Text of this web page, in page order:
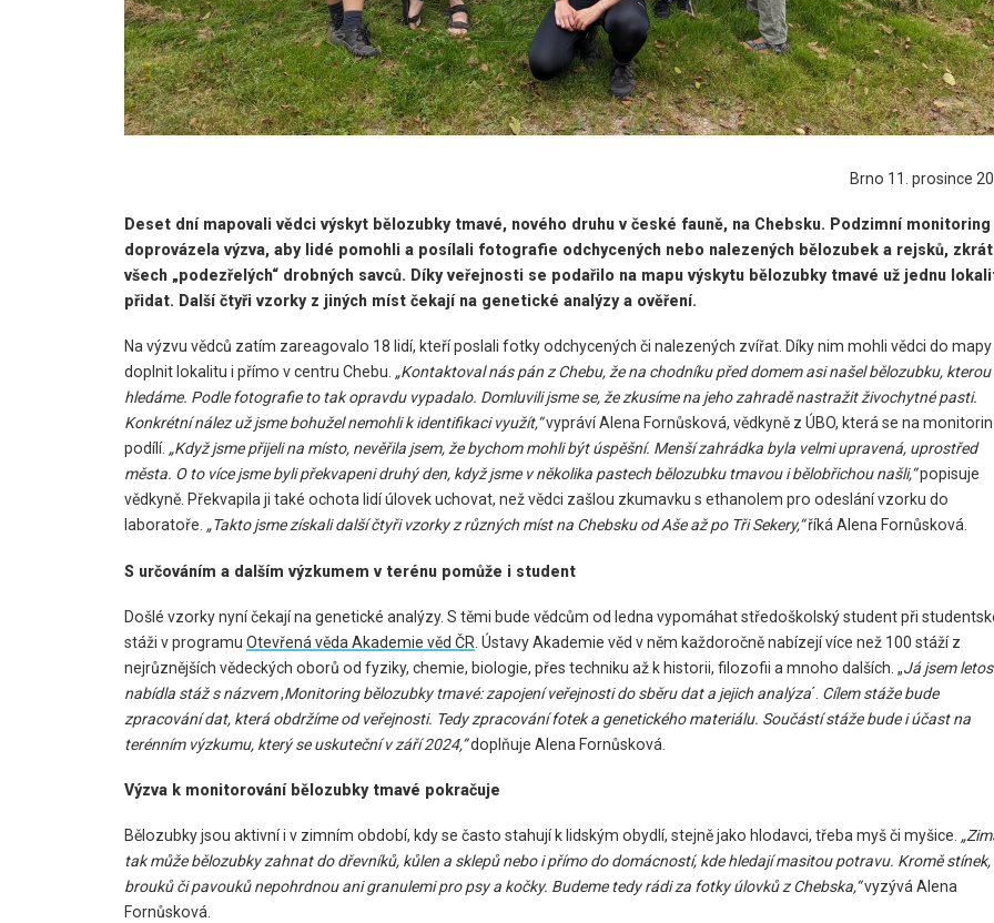
Brno 11. prosince
Deset dní mapovali vědci výskyt bělozubky tmavé, nového druhu v české fauně, na Chebsku. Podzimní monitoring
doprovázela výzva, aby lidé pomohli a posílali fotografie odchycených nebo nalezených bělozubek a rejsků,
všech „podezřelých“ drobných savců. Díky veřejnosti se podařilo na mapu výskytu bělozubky tmavé už jednu
přidat. Další čtyři vzorky z jiných míst čekají na genetické analýzy a ověření.
Na výzvu vědců zatím zareagovalo 18 lidí, kteří poslali fotky odchycených či nalezených zvířat. Díky nim mohli vědci do mapy
doplnit lokalitu i přímo v centru Chebu. „Kontaktoval nás pán z Chebu, že na chodníku před domem asi našel bělozubku, kterou
hledáme. Podle fotografie to tak opravdu vypadalo. Domluvili jsme se, že zkusíme na jeho zahradě nastražit živochytné pasti.
Konkrétní nález už jsme bohužel nemohli k identifikaci využít,“vypráví Alena Fornůsková, vědkyně z ÚBO, která se na
podílí. „Když jsme přijeli na místo, nevěřila jsem, že bychom mohli být úspěšní. Menší zahrádka byla velmi upravená, uprostřed
města. O to více jsme byli překvapeni druhý den, když jsme v několika pastech bělozubku tmavou i bělobřichou našli,“popisuje
vědkyně. Překvapila ji také ochota lidí úlovek uchovat, než vědci zašlou zkumavku s ethanolem pro odeslání vzorku do
laboratoře. „Takto jsme získali další čtyři vzorky z různých míst na Chebsku od Aše až po Tři Sekery,“říká Alena Fornůsková.
S určováním a dalším výzkumem v terénu pomůže i student
Došlé vzorky nyní čekají na genetické analýzy. S těmi bude vědcům od ledna vypomáhat středoškolský student při
stáži v programu Otevřená věda Akademie věd ČR . Ústavy Akademie věd v něm každoročně nabízejí více než 100 stáží z
nejrůznějších vědeckých oborů od fyziky, chemie, biologie, přes techniku až k historii, filozofii a mnoho dalších. „Já jsem letos
nabídla stáž s názvem,Monitoring bělozubky tmavé: zapojení veřejnosti do sběru dat a jejich analýza´. Cílem stáže bude
zpracování dat, která obdržíme od veřejnosti. Tedy zpracování fotek a genetického materiálu. Součástí stáže bude i účast na
terénním výzkumu, který se uskuteční v září 2024,”doplňuje Alena Fornůsková.
Výzva k monitorování bělozubky tmavé pokračuje
Bělozubky jsou aktivní i v zimním období, kdy se často stahují k lidským obydlí, stejně jako hlodavci, třeba myš či myšice.
tak může bělozubky zahnat do dřevníků, kůlen a sklepů nebo i přímo do domácností, kde hledají masitou potravu. Kromě stínek,
brouků či pavouků nepohrdnou ani granulemi pro psy a kočky. Budeme tedy rádi za fotky úlovků z Chebska,“vyzývá Alena
Fornůsková.